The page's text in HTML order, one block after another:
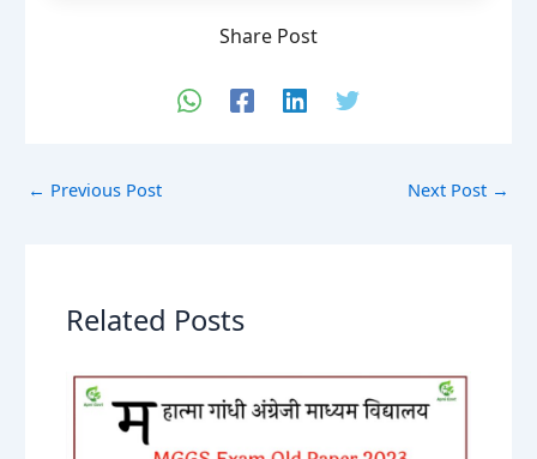
Share Post
← Previous Post Next Post →
Related Posts